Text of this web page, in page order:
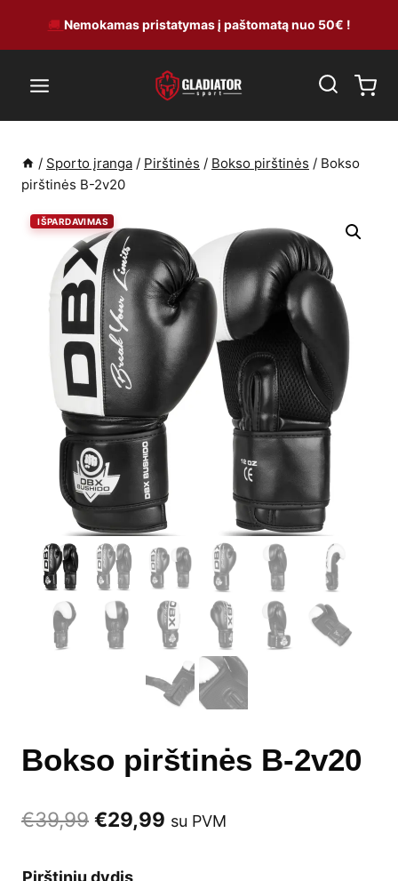
to
content
🚚 Nemokamas pristatymas į paštomatą nuo 50€ !
/ Sporto įranga / Pirštinės / Bokso pirštinės / Bokso
pirštinės B-2v20
Bokso pirštinės B-2v20
€39,99 Original
€29,99 Current
su PVM
Pirštinių dydis